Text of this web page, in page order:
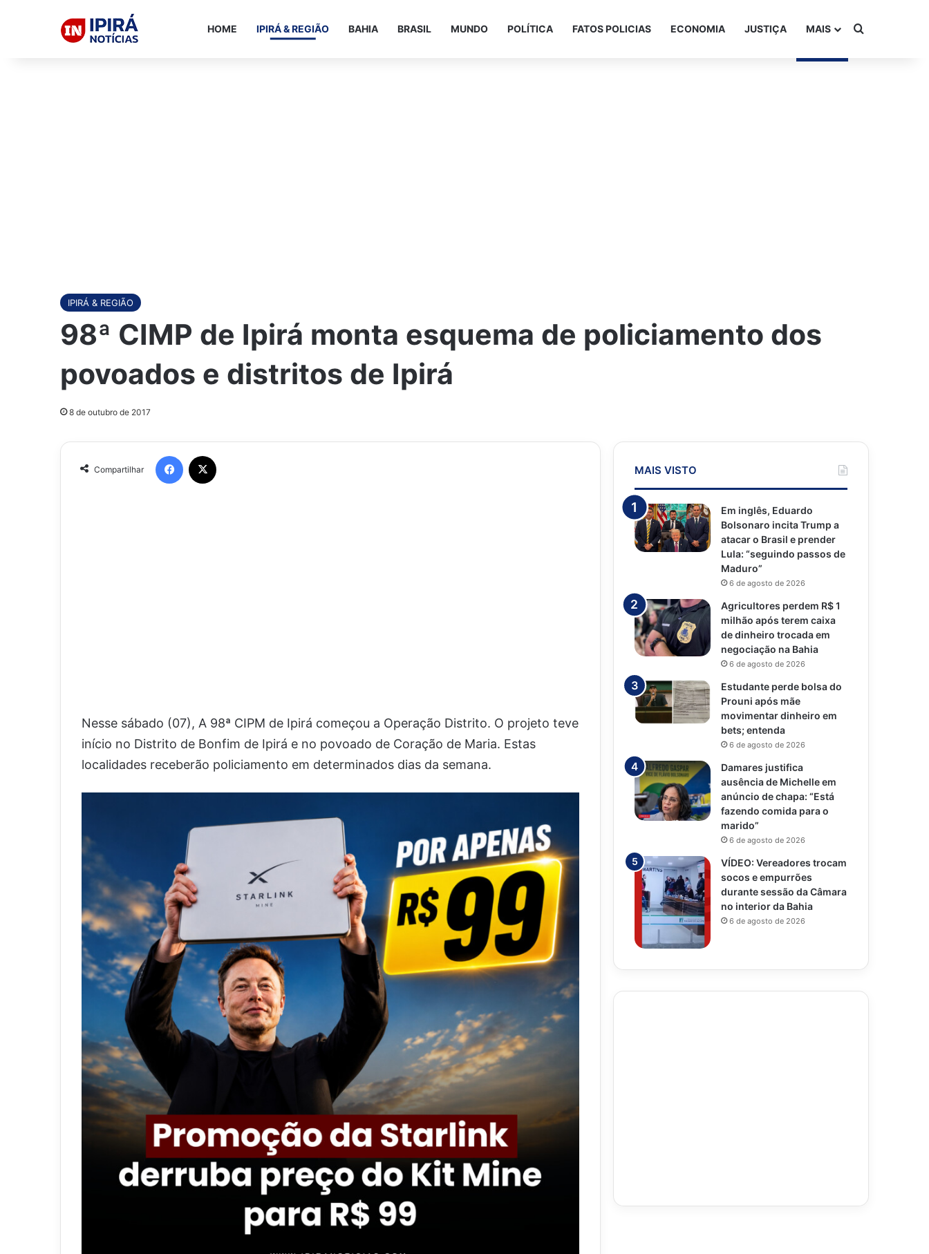
HOME IPIRÁ & REGIÃO BAHIA BRASIL MUNDO POLÍTICA FATOS POLICIAS ECONOMIA JUSTIÇA MAIS Procurar
IPIRÁ & REGIÃO
98ª CIMP de Ipirá monta esquema de policiamento dos
povoados e distritos de Ipirá
8 de outubro de 2017
Compartilhar
Nesse sábado (07), A 98ª CIPM de Ipirá começou a Operação Distrito. O projeto teve
início no Distrito de Bonfim de Ipirá e no povoado de Coração de Maria. Estas
localidades receberão policiamento em determinados dias da semana.
MAIS VISTO
Em inglês, Eduardo
Bolsonaro incita Trump a
atacar o Brasil e prender
Lula: “seguindo passos de
Maduro”
6 de agosto de 2026
Agricultores perdem R$ 1
milhão após terem caixa
de dinheiro trocada em
negociação na Bahia
6 de agosto de 2026
Estudante perde bolsa do
Prouni após mãe
movimentar dinheiro em
bets; entenda
6 de agosto de 2026
Damares justifica
ausência de Michelle em
anúncio de chapa: “Está
fazendo comida para o
marido”
6 de agosto de 2026
VÍDEO: Vereadores trocam
socos e empurrões
durante sessão da Câmara
no interior da Bahia
6 de agosto de 2026